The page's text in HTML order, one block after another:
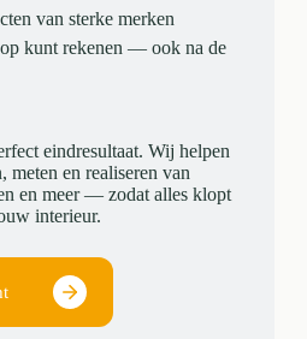
van sterke merken
kunt rekenen — ook na de
eindresultaat. Wij helpen
meten en realiseren van
en meer — zodat alles klopt
interieur.